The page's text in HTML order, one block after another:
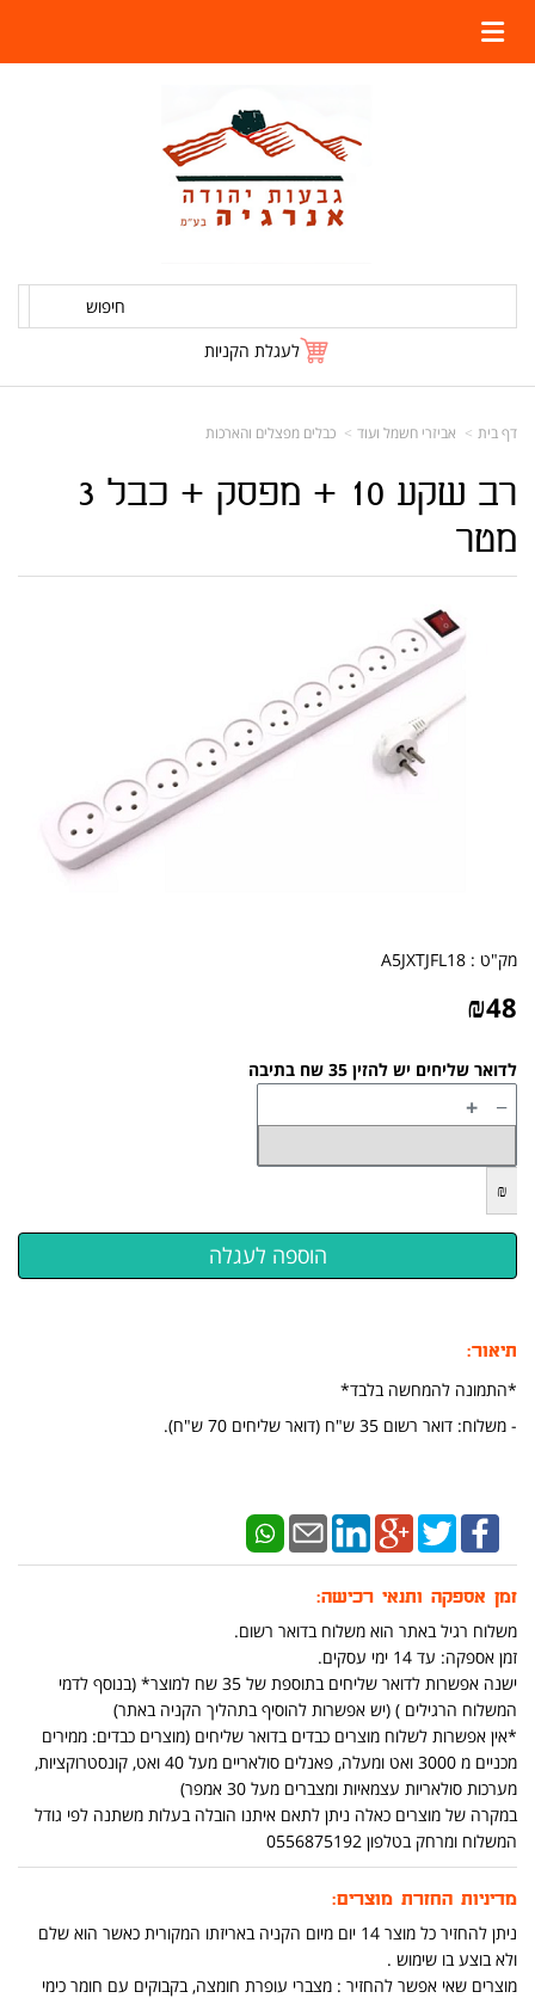
חיפוש
לעגלת הקניות
דף בית אביזרי חשמל ועוד כבלים מפצלים והארכות
רב שקע 10 + מפסק + כבל 3
מטר
מק"ט : A5JXTJFL18
₪48
לדואר שליחים יש להזין 35 שח בתיבה
−
+
₪
תיאור:
*התמונה להמחשה בלבד*
- משלוח: דואר רשום 35 ש"ח (דואר שליחים 70 ש"ח).
זמן אספקה ותנאי רכישה:
משלוח רגיל באתר הוא משלוח בדואר רשום.
זמן אספקה: עד 14 ימי עסקים.
ישנה אפשרות לדואר שליחים בתוספת של 35 שח למוצר* (בנוסף לדמי
המשלוח הרגילים ) (יש אפשרות להוסיף בתהליך הקניה באתר)
*אין אפשרות לשלוח מוצרים כבדים בדואר שליחים (מוצרים כבדים: ממירים
מכניים מ 3000 ואט ומעלה, פאנלים סולאריים מעל 40 ואט, קונסטרוקציות,
מערכות סולאריות עצמאיות ומצברים מעל 30 אמפר)
במקרה של מוצרים כאלה ניתן לתאם איתנו הובלה בעלות משתנה לפי גודל
המשלוח ומרחק בטלפון 0556875192
מדיניות החזרת מוצרים:
ניתן להחזיר כל מוצר 14 יום מיום הקניה באריזתו המקורית כאשר הוא שלם
ולא בוצע בו שימוש .
מוצרים שאי אפשר להחזיר : מצברי עופרת חומצה, בקבוקים עם חומר כימי